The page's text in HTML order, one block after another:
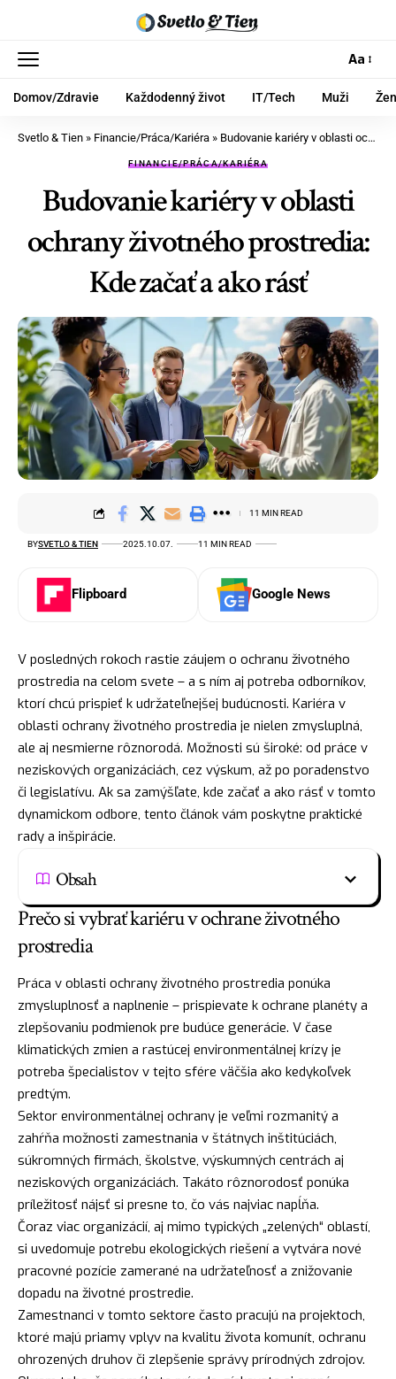
Aa
Domov/Zdravie Každodenný život IT/Tech Muži
Svetlo & Tien » Financie/Práca/Kariéra » Budovanie kariéry v oblasti ochrany životného prostredia: Kde začať a ako rásť
FINANCIE/PRÁCA/KARIÉRA
Budovanie kariéry v oblasti
ochrany životného prostredia:
Kde začať a ako rásť
BYSVETLO & TIEN 2025.10.07. 11 MIN READ
11 MIN READ
Flipboard Google News
V posledných rokoch rastie záujem o ochranu životného
prostredia na celom svete – a s ním aj potreba odborníkov,
ktorí chcú prispieť k udržateľnejšej budúcnosti. Kariéra v
oblasti ochrany životného prostredia je nielen zmysluplná,
ale aj nesmierne rôznorodá. Možnosti sú široké: od práce v
neziskových organizáciách, cez výskum, až po poradenstvo
či legislatívu. Ak sa zamýšľate, kde začať a ako rásť v tomto
dynamickom odbore, tento článok vám poskytne praktické
rady a inšpirácie.
Obsah
Prečo si vybrať kariéru v ochrane životného
prostredia
Práca v oblasti ochrany životného prostredia ponúka
zmysluplnosť a naplnenie – prispievate k ochrane planéty a
zlepšovaniu podmienok pre budúce generácie. V čase
klimatických zmien a rastúcej environmentálnej krízy je
potreba špecialistov v tejto sfére väčšia ako kedykoľvek
predtým.
Sektor environmentálnej ochrany je veľmi rozmanitý a
zahŕňa možnosti zamestnania v štátnych inštitúciách,
súkromných firmách, školstve, výskumných centrách aj
neziskových organizáciách. Takáto rôznorodosť ponúka
príležitosť nájsť si presne to, čo vás najviac napĺňa.
Čoraz viac organizácií, aj mimo typických „zelených“ oblastí,
si uvedomuje potrebu ekologických riešení a vytvára nové
pracovné pozície zamerané na udržateľnosť a znižovanie
dopadu na životné prostredie.
Zamestnanci v tomto sektore často pracujú na projektoch,
ktoré majú priamy vplyv na kvalitu života komunít, ochranu
ohrozených druhov či zlepšenie správy prírodných zdrojov.